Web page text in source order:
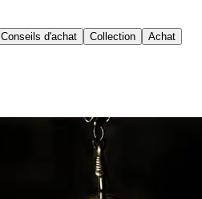
Conseils d'achat Collection Achat